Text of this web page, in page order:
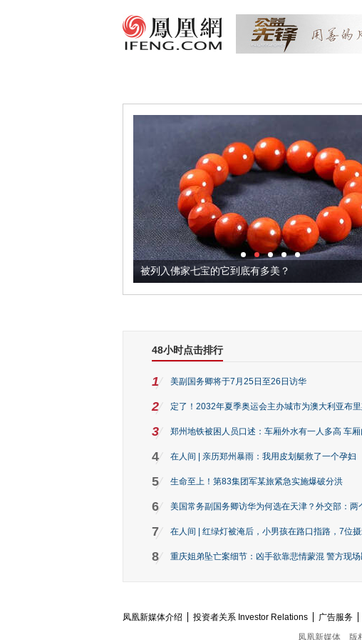
被列入佛家七宝的它到底有多美？
48小时点击排行
1 美副国务卿将于7月25日至26日访华
2 定了！2032年夏季奥运会主办城市为澳大利亚布
3 郑州地铁被困人员口述：车厢外水有一人多高 车
4 在人间 | 亲历郑州暴雨：我用皮划艇救了一个孕妇
5 生命至上！第83集团军某旅紧急实施爆破分洪
6 美国常务副国务卿访华为何选在天津？外交部：两
7 在人间 | 红绿灯被淹后，小男孩在路口指路，7位
8 重庆姐弟坠亡案细节：凶手欲靠悲情蒙混 警方现
凤凰新媒体介绍 投资者关系 Investor Relations 广告服务
凤凰新媒体
版